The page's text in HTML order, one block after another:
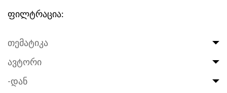
ფილტრაცია:
თემატიკა
ავტორი
-დან